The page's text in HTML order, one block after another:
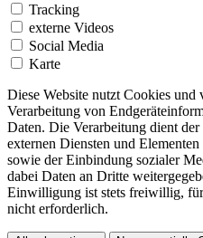
Tracking
externe Videos
Social Media
Karte
Diese Website nutzt Cookies
Verarbeitung von
Daten. Die Verarbeitung dient
externen Diensten und
sowie der Einbindung sozialer
dabei Daten an Dritte
Einwilligung ist stets freiwillig,
nicht erforderlich.